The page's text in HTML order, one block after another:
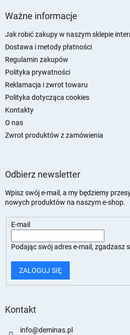
Ważne informacje
Jak robić zakupy w naszym sklepie
Dostawa i metody płatności
Regulamin zakupów
Polityka prywatności
Reklamacja i zwrot towaru
Polityka dotycząca cookies
Kontakty
O nas
Zwrot produktów z zamówienia
Odbierz newsletter
Wpisz swój e-mail, a my będziemy
nowych produktów na naszym e-shop.
E-mail
Podając swój adres e-mail, zgadzasz
ZALOGUJ SIĘ
Kontakt
info@deminas.pl